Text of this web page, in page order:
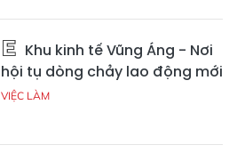
Khu kinh tế Vũng Áng - Nơi
hội tụ dòng chảy lao động mới
VIỆC LÀM